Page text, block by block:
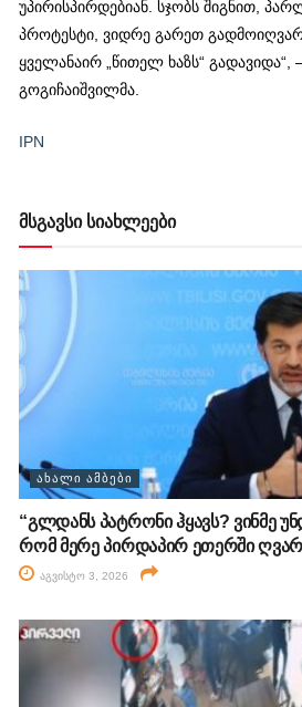
უპირისპირდებიან. სჯობს შიგნით,
პროტესტი, ვიდრე გარეთ
ყველანაირ „წითელ ხაზს“ გადავიდა“,
გოგიჩაიშვილმა.
IPN
მსგავსი სიახლეები
ᲐᲮᲐᲚᲘ ᲐᲛᲑᲔᲑᲘ
“გლდანს პატრონი ჰყავს? ვინმე
რომ მერე პირდაპირ ეთერში
აგვისტო 3, 2026